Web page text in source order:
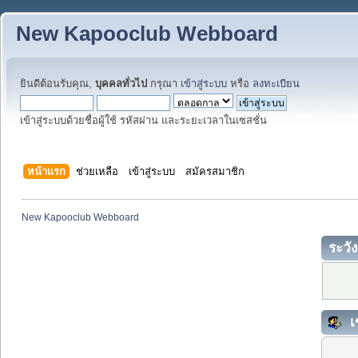
New Kapooclub Webboard
ยินดีต้อนรับคุณ, บุคคลทั่วไป กรุณา เข้าสู่ระบบ หรือ ลงทะเบียน
เข้าสู่ระบบด้วยชื่อผู้ใช้ รหัสผ่าน และระยะเวลาในเซสชั่น
หน้าแรก ช่วยเหลือ เข้าสู่ระบบ สมัครสมาชิก
New Kapooclub Webboard
ระวั
เ